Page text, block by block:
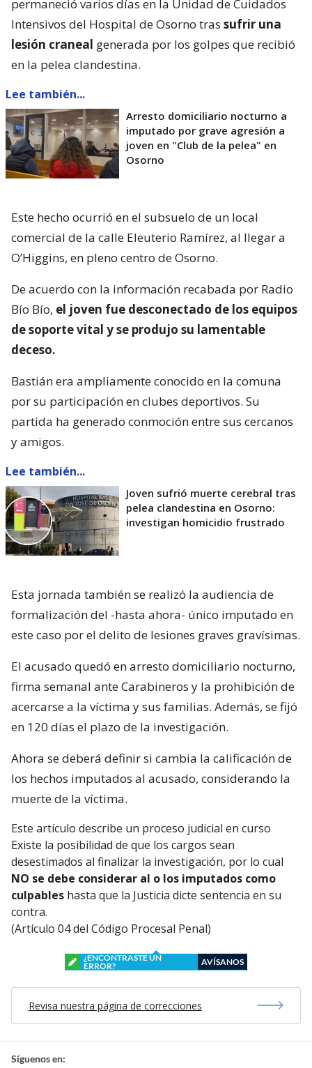
permaneció varios días en la Unidad de Cuidados
Intensivos del Hospital de Osorno tras sufrir una
lesión craneal generada por los golpes que recibió
en la pelea clandestina.
Lee también...
Arresto domiciliario nocturno a
imputado por grave agresión a
joven en "Club de la pelea" en
Osorno
Este hecho ocurrió en el subsuelo de un local
comercial de la calle Eleuterio Ramírez, al llegar a
O’Higgins, en pleno centro de Osorno.
De acuerdo con la información recabada por Radio
Bío Bío, el joven fue desconectado de los equipos
de soporte vital y se produjo su lamentable
deceso.
Bastián era ampliamente conocido en la comuna
por su participación en clubes deportivos. Su
partida ha generado conmoción entre sus cercanos
y amigos.
Lee también...
Joven sufrió muerte cerebral tras
pelea clandestina en Osorno:
investigan homicidio frustrado
Esta jornada también se realizó la audiencia de
formalización del -hasta ahora- único imputado en
este caso por el delito de lesiones graves gravísimas.
El acusado quedó en arresto domiciliario nocturno,
firma semanal ante Carabineros y la prohibición de
acercarse a la víctima y sus familias. Además, se fijó
en 120 días el plazo de la investigación.
Ahora se deberá definir si cambia la calificación de
los hechos imputados al acusado, considerando la
muerte de la víctima.
Este artículo describe un proceso judicial en curso
Existe la posibilidad de que los cargos sean
desestimados al finalizar la investigación, por lo cual
NO se debe considerar al o los imputados como
culpables hasta que la Justicia dicte sentencia en su
contra.
(Artículo 04 del Código Procesal Penal)
¿ENCONTRASTE UN
ERROR?
AVÍSANOS
Revisa nuestra página de correcciones
Síguenos en: